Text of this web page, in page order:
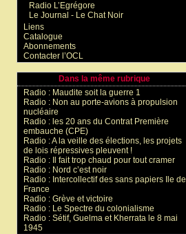
Radio L’Egrégore
Le Journal - Le Chat Noir
Liens
Catalogue
Abonnements
Contacter l’OCL
Dans la même rubrique
Radio : Maudite soit la guerre 1
Radio : Non au porte-avions à propulsion
nucléaire
Radio : les 20 ans du Contrat Première
embauche (CPE)
Radio : A la veille des élections, les projets
de lois répressives pleuvent !
Radio : Il fait trop chaud pour tout cramer
Radio : Nord c’est noir
Radio : Intercollectif des sans papiers Ile de
France
Radio : Grève et victoire
Radio : Le Spectre du colonialisme
Radio : Sétif, Guelma et Kherrata le 8 mai
1945